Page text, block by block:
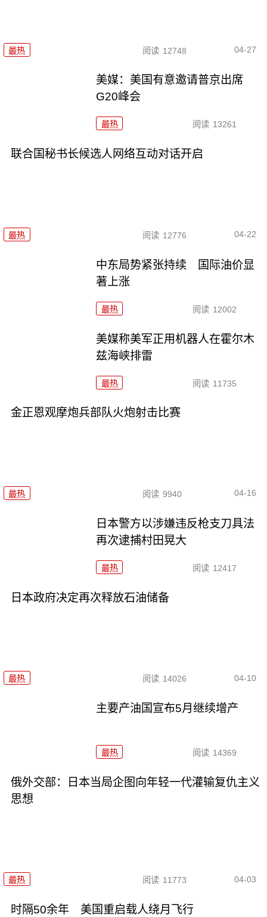
最热 阅读 12748 04-27
美媒：美国有意邀请普京出席
G20峰会
最热 阅读 13261
联合国秘书长候选人网络互动对话开启
最热 阅读 12776 04-22
中东局势紧张持续 国际油价显
著上涨
最热 阅读 12002
美媒称美军正用机器人在霍尔木
兹海峡排雷
最热 阅读 11735
金正恩观摩炮兵部队火炮射击比赛
最热 阅读 9940 04-16
日本警方以涉嫌违反枪支刀具法
再次逮捕村田晃大
最热 阅读 12417
日本政府决定再次释放石油储备
最热 阅读 14026 04-10
主要产油国宣布5月继续增产
最热 阅读 14369
俄外交部：日本当局企图向年轻一代灌输复仇主义
思想
最热 阅读 11773 04-03
时隔50余年 美国重启载人绕月飞行